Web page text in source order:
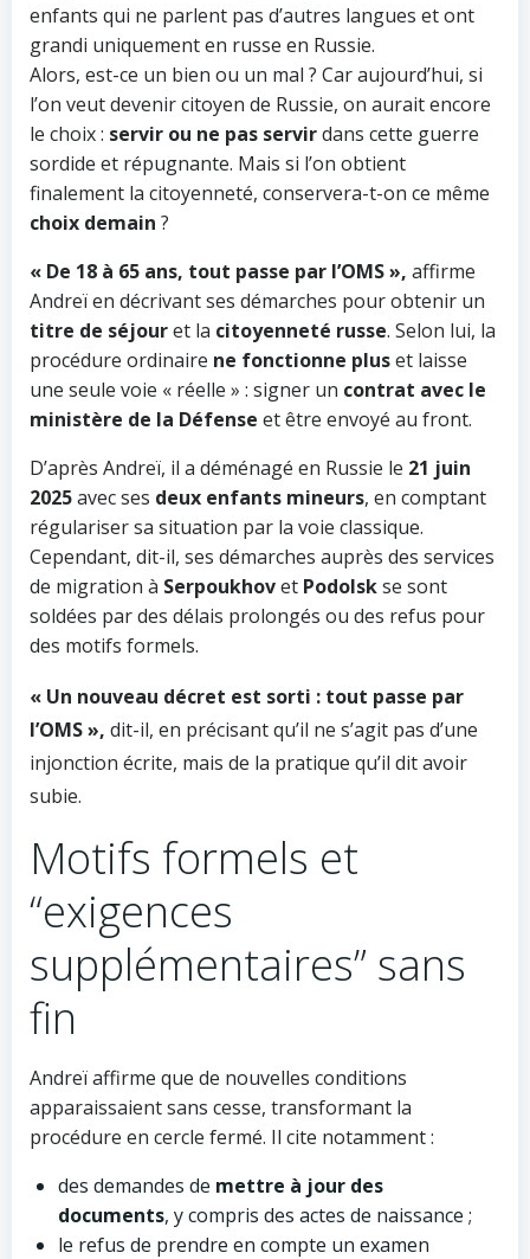
enfants qui ne parlent pas d’autres langues et ont
grandi uniquement en russe en Russie.
Alors, est-ce un bien ou un mal ? Car aujourd’hui, si
l’on veut devenir citoyen de Russie, on aurait encore
le choix : servir ou ne pas servirdans cette guerre
sordide et répugnante. Mais si l’on obtient
finalement la citoyenneté, conservera-t-on ce même
choix demain ?
« De 18 à 65 ans, tout passe par l’OMS », affirme
Andreï en décrivant ses démarches pour obtenir un
titre de séjouret la citoyenneté russe. Selon lui, la
procédure ordinaire ne fonctionne pluset laisse
une seule voie « réelle » : signer un contrat avec le
ministère de la Défense et être envoyé au front.
D’après Andreï, il a déménagé en Russie le 21 juin
2025avec ses deux enfants mineurs, en comptant
régulariser sa situation par la voie classique.
Cependant, dit-il, ses démarches auprès des services
de migration à Serpoukhovet Podolskse sont
soldées par des délais prolongés ou des refus pour
des motifs formels.
« Un nouveau décret est sorti : tout passe par
l’OMS », dit-il, en précisant qu’il ne s’agit pas d’une
injonction écrite, mais de la pratique qu’il dit avoir
subie.
Motifs formels et
“exigences
supplémentaires” sans
fin
Andreï affirme que de nouvelles conditions
apparaissaient sans cesse, transformant la
procédure en cercle fermé. Il cite notamment :
des demandes de mettre à jour des
documents, y compris des actes de naissance ;
le refus de prendre en compte un examen